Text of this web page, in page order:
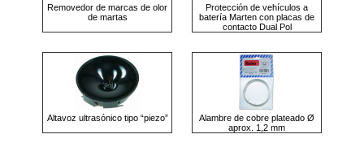
Removedor de marcas de olor
de martas
Protección de vehículos a
batería Marten con placas de
contacto Dual Pol
Altavoz ultrasónico tipo “piezo”
Alambre de cobre plateado Ø
aprox. 1,2 mm